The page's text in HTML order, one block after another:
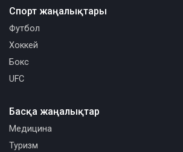
Спорт жаңалықтары
Футбол
Хоккей
Бокс
UFC
Басқа жаңалықтар
Медицина
Туризм